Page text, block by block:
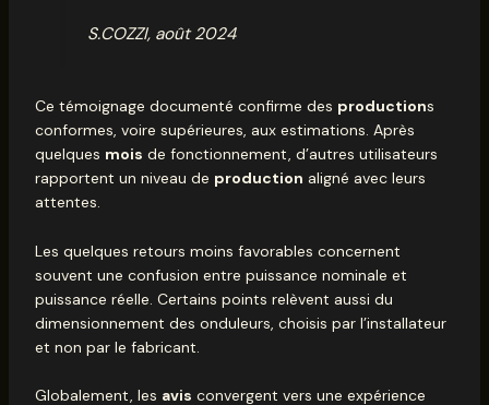
S.COZZI, août 2024
Ce témoignage documenté confirme des productions
conformes, voire supérieures, aux estimations. Après
quelques mois de fonctionnement, d’autres utilisateurs
rapportent un niveau de production aligné avec leurs
attentes.
Les quelques retours moins favorables concernent
souvent une confusion entre puissance nominale et
puissance réelle. Certains points relèvent aussi du
dimensionnement des onduleurs, choisis par l’installateur
et non par le fabricant.
Globalement, les avis convergent vers une expérience